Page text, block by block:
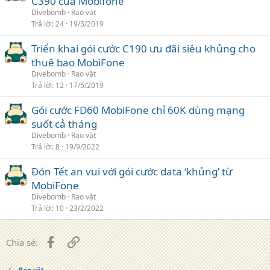
Divebomb Rao vặt
Trả lời 24 19/3/2019
Triển khai gói cước C190 ưu đãi siêu khủng cho
thuê bao MobiFone
Divebomb Rao vặt
Trả lời 12 17/5/2019
Gói cước FD60 MobiFone chỉ 60K dùng mạng
suốt cả tháng
Divebomb Rao vặt
Trả lời 8 19/9/2022
Đón Tết an vui với gói cước data ‘khủng’ từ
MobiFone
Divebomb Rao vặt
Trả lời 10 23/2/2022
Chia sẻ: FacebookLiên kết